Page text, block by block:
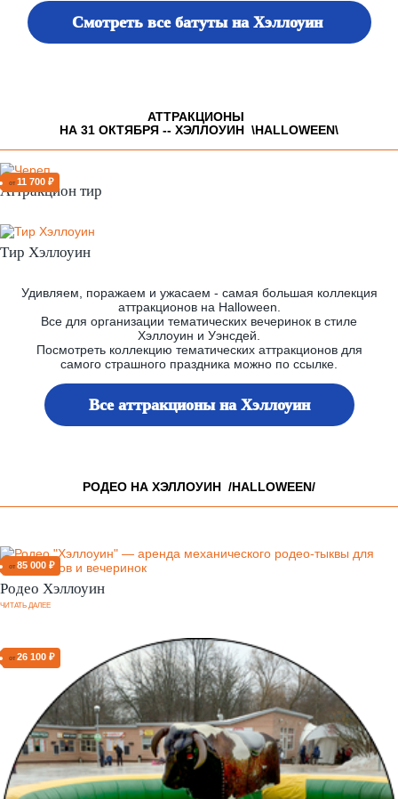
Смотреть все батуты на Хэллоуин
АТТРАКЦИОНЫ
НА 31 ОКТЯБРЯ -- ХЭЛЛОУИН \HALLOWEEN\
от 11 700 ₽
Аттракцион тир
Тир Хэллоуин
Удивляем, поражаем и ужасаем - самая большая коллекция
аттракционов на Halloween.
Все для организации тематических вечеринок в стиле
Хэллоуин и Уэнсдей.
Посмотреть коллекцию тематических аттракционов для
самого страшного праздника можно по ссылке.
Все аттракционы на Хэллоуин
РОДЕО НА ХЭЛЛОУИН /HALLOWEEN/
от 85 000 ₽
Родео Хэллоуин
ЧИТАТЬ ДАЛЕЕ
от 26 100 ₽